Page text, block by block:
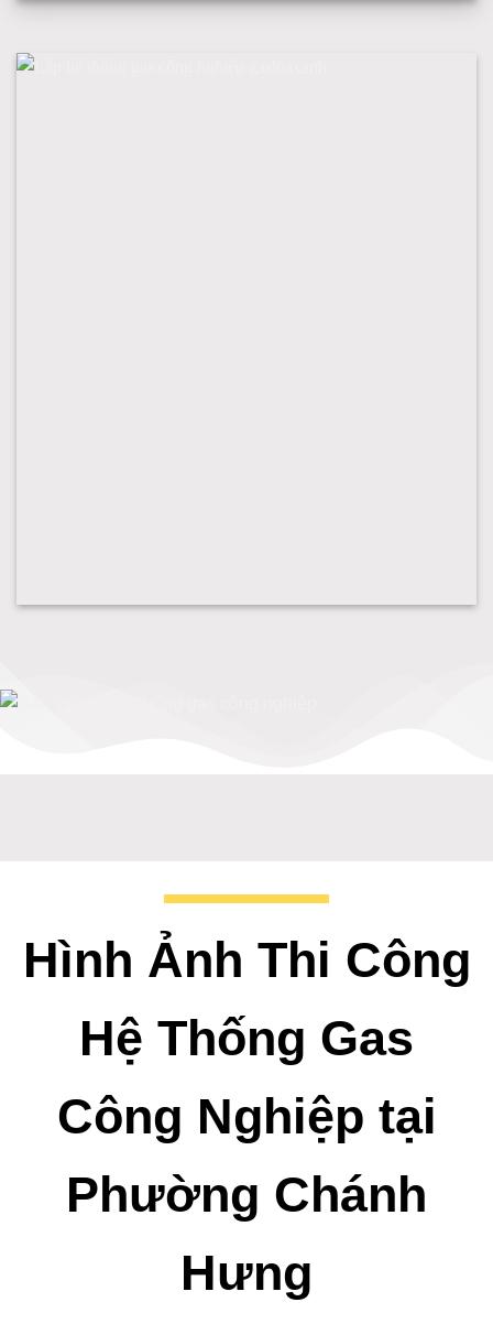
Hình Ảnh Thi Công
Hệ Thống Gas
Công Nghiệp tại
Phường Chánh
Hưng